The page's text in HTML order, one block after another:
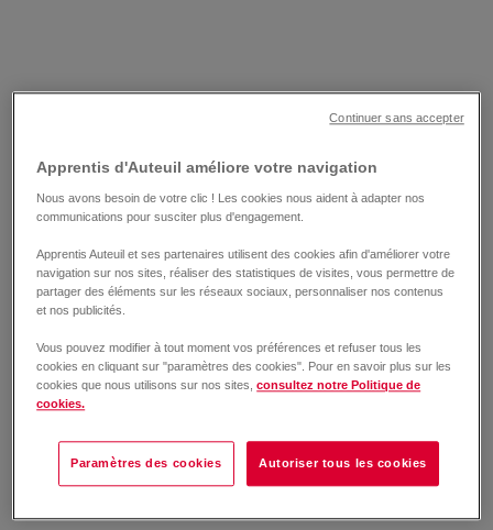
Apprentis d'Auteuil améliore votre navigation
Nous avons besoin de votre clic ! Les cookies nous aident à adapter nos
communications pour susciter plus d'engagement.
Apprentis Auteuil et ses partenaires utilisent des cookies afin d'améliorer votre
navigation sur nos sites, réaliser des statistiques de visites, vous permettre de
partager des éléments sur les réseaux sociaux, personnaliser nos contenus
et nos publicités.
Vous pouvez modifier à tout moment vos préférences et refuser tous les
cookies en cliquant sur "paramètres des cookies". Pour en savoir plus sur les
cookies que nous utilisons sur nos sites,consultez notre Politique de
cookies.
Paramètres des cookies Autoriser tous les cookies
Continuer sans accepter